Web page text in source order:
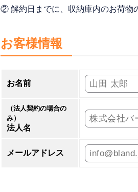
② 解約日までに、収納庫内のお荷物
お客様情報
お名前
（法人契約の場合の
み）
法人名
メールアドレス